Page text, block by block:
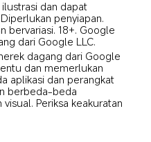
dan dapat
penyiapan.
bervariasi. 18+. Google
dari Google LLC.
dagang dari Google
dan memerlukan
aplikasi dan perangkat
berbeda-beda
Periksa keakuratan